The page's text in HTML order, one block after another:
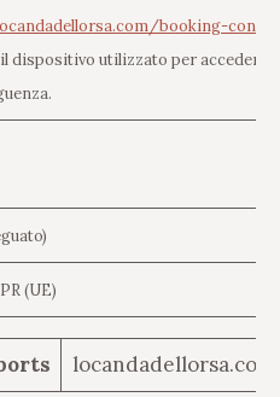
booking-
dispositivo utilizzato per accedere
(UE)
locandadellorsa.com